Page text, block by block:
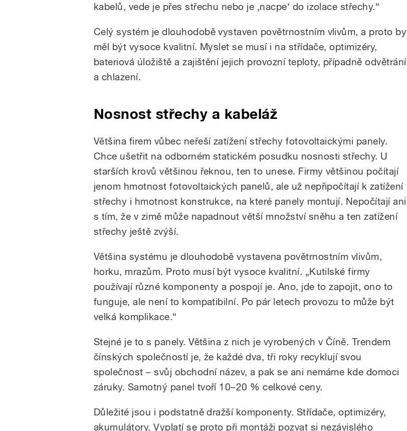
kabelů, vede je přes střechu nebo je ‚nacpe‘ do izolace střechy.“
Celý systém je dlouhodobě vystaven povětrnostním vlivům, a proto by
měl být vysoce kvalitní. Myslet se musí i na střídače, optimizéry,
bateriová úložiště a zajištění jejich provozní teploty, případně odvětrání
a chlazení.
Nosnost střechy a kabeláž
Většina firem vůbec neřeší zatížení střechy fotovoltaickými panely.
Chce ušetřit na odborném statickém posudku nosnosti střechy. U
starších krovů většinou řeknou, ten to unese. Firmy většinou počítají
jenom hmotnost fotovoltaických panelů, ale už nepřipočítají k zatížení
střechy i hmotnost konstrukce, na které panely montují. Nepočítají ani
s tím, že v zimě může napadnout větší množství sněhu a ten zatížení
střechy ještě zvýší.
Většina systému je dlouhodobě vystavena povětrnostním vlivům,
horku, mrazům. Proto musí být vysoce kvalitní. „Kutilské firmy
používají různé komponenty a pospojí je. Ano, jde to zapojit, ono to
funguje, ale není to kompatibilní. Po pár letech provozu to může být
velká komplikace.“
Stejné je to s panely. Většina z nich je vyrobených v Číně. Trendem
čínských společností je, že každé dva, tři roky recyklují svou
společnost – svůj obchodní název, a pak se ani nemáme kde domoci
záruky. Samotný panel tvoří 10–20 % celkové ceny.
Důležité jsou i podstatně dražší komponenty. Střídače, optimizéry,
akumulátory. Vyplatí se proto při montáži pozvat si nezávislého